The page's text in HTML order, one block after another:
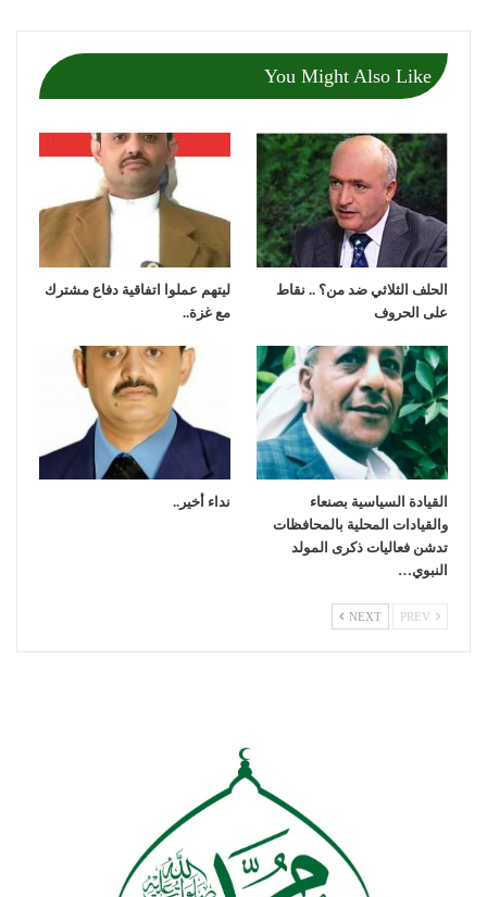
You Might Also Like
الحلف الثلاثي ضد من؟ .. نقاط
على الحروف
ليتهم عملوا اتفاقية دفاع مشترك
مع غزة..
القيادة السياسية بصنعاء
والقيادات المحلية بالمحافظات
تدشن فعاليات ذكرى المولد
النبوي…
نداء أخير..
NEXT